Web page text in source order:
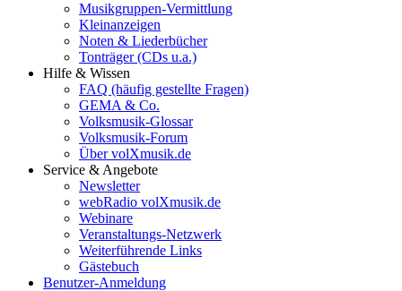
Musikgruppen-Vermittlung
Kleinanzeigen
Noten & Liederbücher
Tonträger (CDs u.a.)
Hilfe & Wissen
FAQ (häufig gestellte Fragen)
GEMA & Co.
Volksmusik-Glossar
Volksmusik-Forum
Über volXmusik.de
Service & Angebote
Newsletter
webRadio volXmusik.de
Webinare
Veranstaltungs-Netzwerk
Weiterführende Links
Gästebuch
Benutzer-Anmeldung